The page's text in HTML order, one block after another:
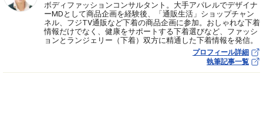
ボディファッションコンサルタント。大手アパレルでデザイナ
ーMDとして商品企画を経験後、「通販生活」ショップチャン
ネル、フジTV通販など下着の商品企画に参加。おしゃれな下着
情報だけでなく、健康をサポートする下着選びなど、ファッシ
ョンとランジェリー（下着）双方に精通した下着情報を発信。
プロフィール詳細
執筆記事一覧